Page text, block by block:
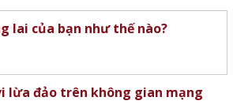
lai của bạn như thế nào?
lừa đảo trên không gian mạng